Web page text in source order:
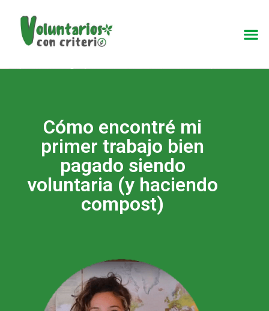
Descarga el libro
con todas las
ONG